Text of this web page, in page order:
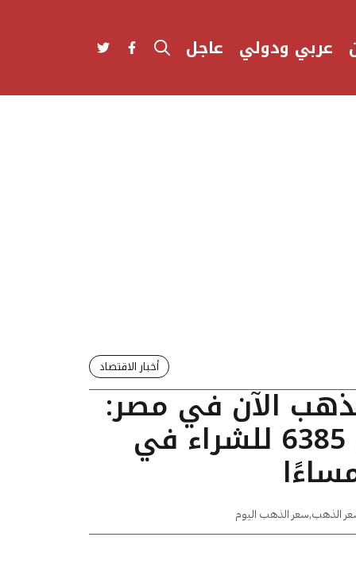
عربي ودولي عاجل
أخبار الاقتصاد
الآن في مصر:
عيار 24 يسجل 6385 للشراء في
الذهب,سعر الذهب اليوم